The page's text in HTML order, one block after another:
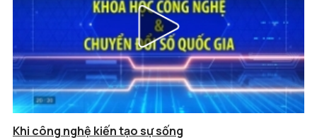
Khi công nghệ kiến tạo sự sống